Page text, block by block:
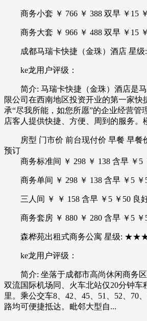
商务小套 ￥ 766 ￥ 388 双早 ￥15
商务大套 ￥ 966 ￥ 488 双早 ￥15
成都马瑞卡快捷（金珠）酒店 星
ke龙用户评级：
简介: 马瑞卡快捷（金珠）酒店是马
限公司在西南地区投资开业的第一家快
承“尽我所能，如您所愿”的企业经营管
店客人提供快捷、方便、周到的服务。
房型 门市价 前台现付价 早餐 早餐
预订
商务标准间 ￥ 298 ￥ 138 含早 ￥5
商务单间 ￥ 298 ￥ 138 含早 ￥5 ￥
三人间 ￥ ￥ 158 含早 ￥5 ￥50 良
商务套房 ￥ 880 ￥ 280 含早 ￥5 ￥
森桦苑出租式商务公寓 星级:
ke龙用户评级：
简介: 坐落于成都市高尚休闲商务
双流国际机场同、火车北站仅20分钟车
里。乘公交车8、42、45、51、52、70
路均可便捷抵达。毗邻大型自...